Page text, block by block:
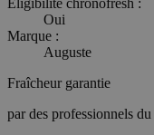
Oui
Marque :
Auguste
Fraîcheur garantie
par des professionnels